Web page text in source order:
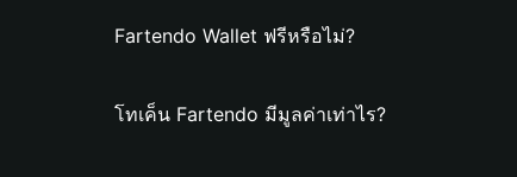
Fartendo Wallet ฟรีหรือไม่?
โทเค็น Fartendo มีมูลค่าเท่าไร?